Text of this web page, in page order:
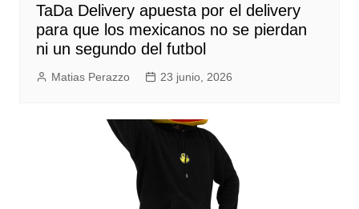
TaDa Delivery apuesta por el delivery
para que los mexicanos no se pierdan
ni un segundo del futbol
Matias Perazzo 23 junio, 2026